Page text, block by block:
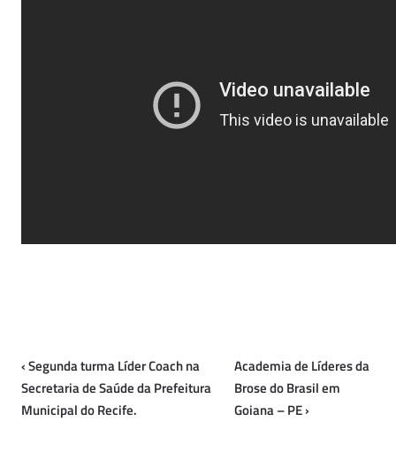
‹Segunda turma Líder Coach na
Secretaria de Saúde da Prefeitura
Municipal do Recife.
Academia de Líderes da
Brose do Brasil em
Goiana – PE›